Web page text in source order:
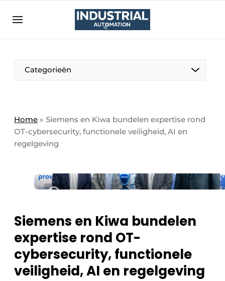
Aanmelden
Bedrijven
Bedrijven
Direct contact
Eigen content aanleveren
Evenement aanmelden
Meest gelezen
Podcasts
Privacy / Cookie statement
Vacature aanmelden
Vacatures
Categorieën
Home » Siemens en Kiwa bundelen expertise rond
OT-cybersecurity, functionele veiligheid, AI en
regelgeving
Siemens en Kiwa bundelen
expertise rond OT-
cybersecurity, functionele
veiligheid, AI en regelgeving